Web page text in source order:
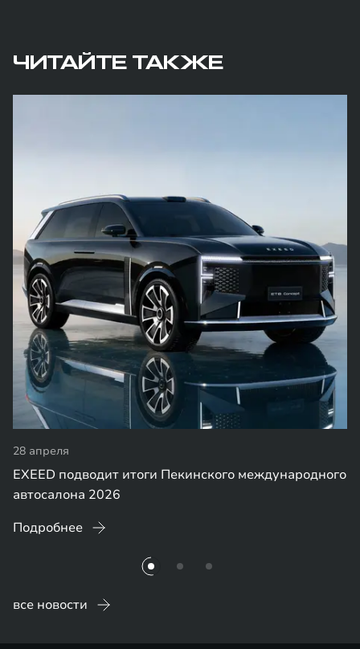
ЧИТАЙТЕ ТАКЖЕ
28 апреля
EXEED подводит итоги Пекинского международного
автосалона 2026
Подробнее
все новости